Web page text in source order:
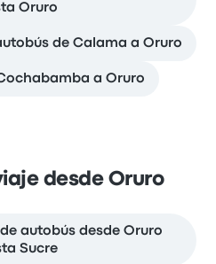
Oruro
de Calama a Oruro
a Oruro
desde Oruro
autobús desde Oruro
Sucre